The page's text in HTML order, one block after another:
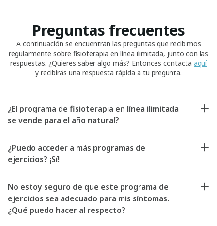
Preguntas frecuentes
A continuación se encuentran las preguntas que recibimos
regularmente sobre fisioterapia en línea ilimitada, junto con las
respuestas. ¿Quieres saber algo más? Entonces contacta aquí
y recibirás una respuesta rápida a tu pregunta.
¿El programa de fisioterapia en línea ilimitada
se vende para el año natural?
¿Puedo acceder a más programas de
ejercicios? ¡Sí!
No estoy seguro de que este programa de
ejercicios sea adecuado para mis síntomas.
¿Qué puedo hacer al respecto?